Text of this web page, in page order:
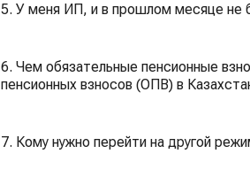
5. У меня ИП, и в прошлом месяце не
6. Чем обязательные пенсионные
пенсионных взносов (ОПВ) в
7. Кому нужно перейти на другой